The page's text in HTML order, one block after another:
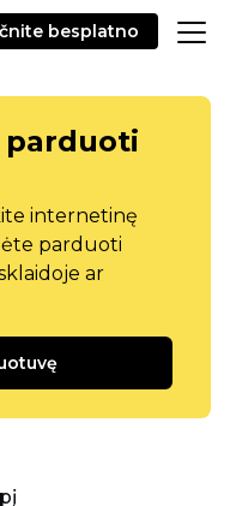
besplatno
parduoti
internetinę
parduoti
ar